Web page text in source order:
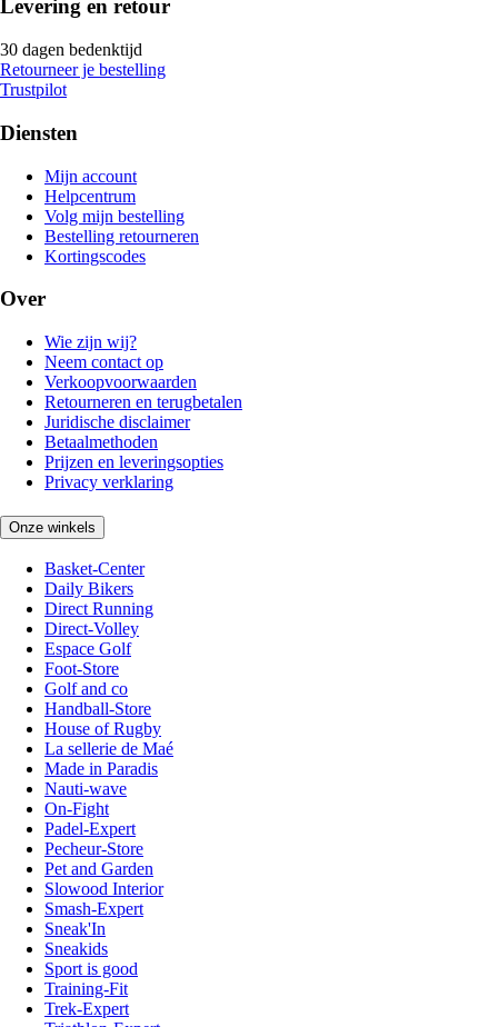
Levering en retour
30 dagen bedenktijd
Retourneer je bestelling
Trustpilot
Diensten
Mijn account
Helpcentrum
Volg mijn bestelling
Bestelling retourneren
Kortingscodes
Over
Wie zijn wij?
Neem contact op
Verkoopvoorwaarden
Retourneren en terugbetalen
Juridische disclaimer
Betaalmethoden
Prijzen en leveringsopties
Privacy verklaring
Onze winkels
Basket-Center
Daily Bikers
Direct Running
Direct-Volley
Espace Golf
Foot-Store
Golf and co
Handball-Store
House of Rugby
La sellerie de Maé
Made in Paradis
Nauti-wave
On-Fight
Padel-Expert
Pecheur-Store
Pet and Garden
Slowood Interior
Smash-Expert
Sneak'In
Sneakids
Sport is good
Training-Fit
Trek-Expert